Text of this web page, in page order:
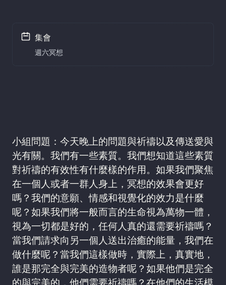
小組問題：今天晚上的問題與祈禱以及傳送愛與
光有關。我們有一些素質。我們想知道這些素質
對祈禱的有效性有什麼樣的作用。如果我們聚焦
在一個人或者一群人身上，冥想的效果會更好
嗎？我們的意願、情感和視覺化的效力是什麼
呢？如果我們將一般而言的生命視為萬物一體，
視為一切都是好的，任何人真的還需要祈禱嗎？
當我們請求向另一個人送出治癒的能量，我們在
做什麼呢？當我們這樣做時，實際上，真實地，
誰是那完全與完美的造物者呢？如果他們是完全
的與完美的，他們需要祈禱嗎？在他們的生活模
集會
週六冥想